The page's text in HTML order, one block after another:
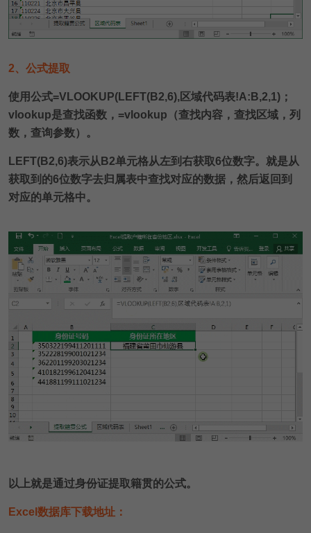
2、公式提取
使用公式=VLOOKUP(LEFT(B2,6),区域代码表!A:B,2,1)；
vlookup是查找函数，=vlookup（查找内容，查找区域，列
数，查询参数）。
LEFT(B2,6)表示从B2单元格从左到右获取6位数字。就是从
获取到的6位数字去归属表中查找对应的数据，然后返回到
对应的单元格中。
以上就是通过身份证提取籍贯的公式。
Excel数据库下载地址：